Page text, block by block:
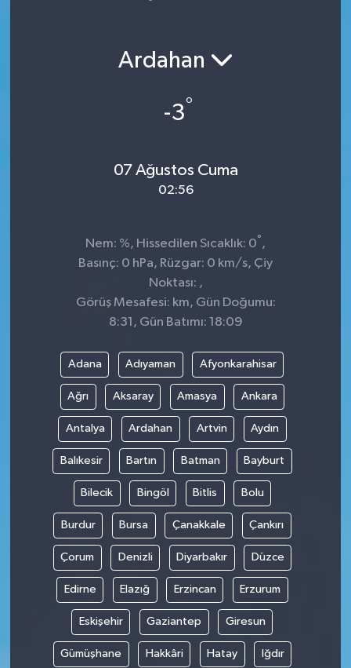
Ardahan
-3°
07 Ağustos Cuma
02:56
Nem: %, Hissedilen Sıcaklık: 0° ,
Basınç: 0 hPa, Rüzgar: 0 km/s, Çiy
Noktası: ,
Görüş Mesafesi: km, Gün Doğumu:
8:31, Gün Batımı: 18:09
Adana Adıyaman Afyonkarahisar
Ağrı Aksaray Amasya Ankara
Antalya Ardahan Artvin Aydın
Balıkesir Bartın Batman Bayburt
Bilecik Bingöl Bitlis Bolu
Burdur Bursa Çanakkale Çankırı
Çorum Denizli Diyarbakır Düzce
Edirne Elazığ Erzincan Erzurum
Eskişehir Gaziantep Giresun
Gümüşhane Hakkâri Hatay Iğdır